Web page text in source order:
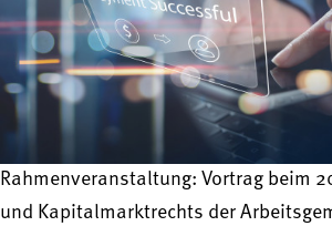
Rahmenveranstaltung: Vortrag beim
und Kapitalmarktrechts der